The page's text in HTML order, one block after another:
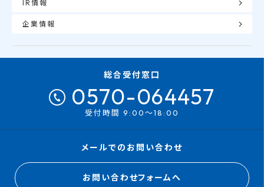
IR情報
企業情報
総合受付窓口
0570-064457
受付時間 9:00～18:00
メールでのお問い合わせ
お問い合わせフォームへ